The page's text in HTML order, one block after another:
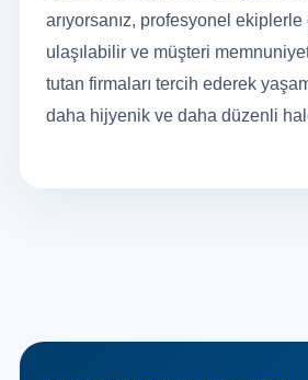
arıyorsanız, profesyonel ekiplerle
ulaşılabilir ve müşteri
tutan firmaları tercih ederek yaşam
daha hijyenik ve daha düzenli